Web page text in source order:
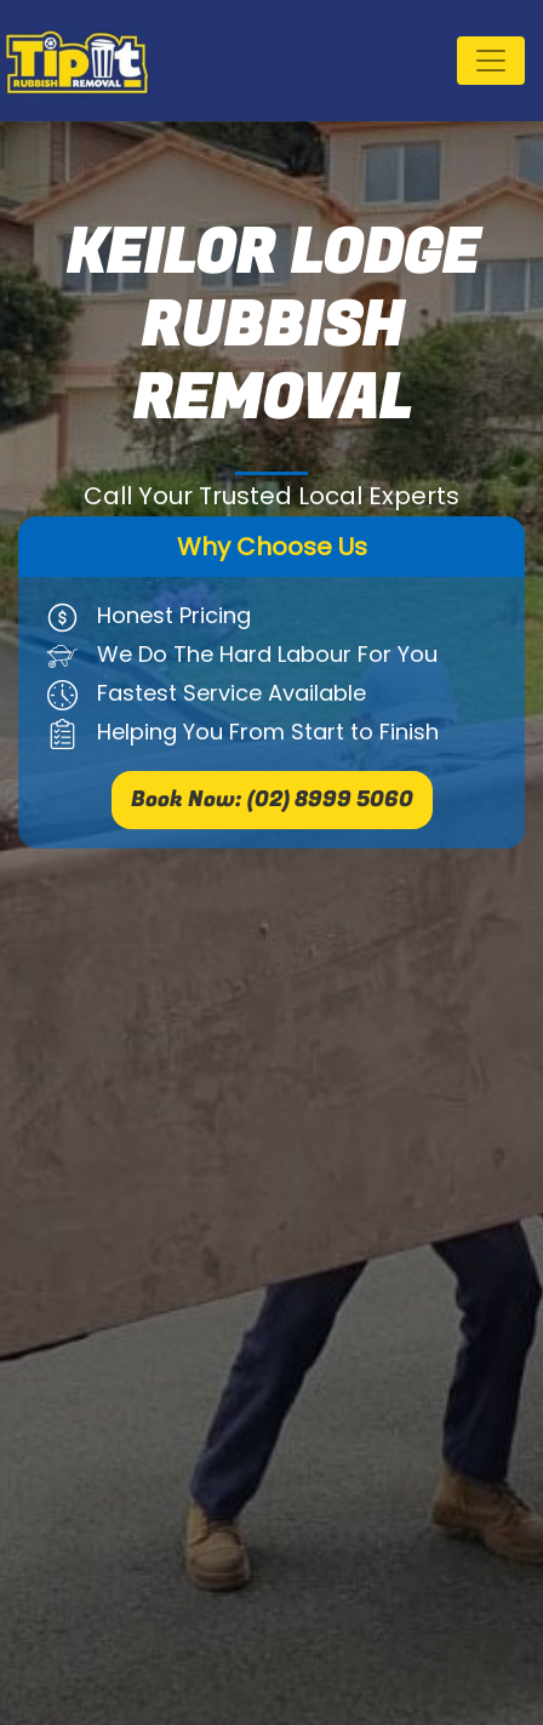
KEILOR LODGE
RUBBISH
REMOVAL
Call Your Trusted Local Experts
Why Choose Us
Honest Pricing
We Do The Hard Labour For You
Fastest Service Available
Helping You From Start to Finish
Book Now: (02) 8999 5060